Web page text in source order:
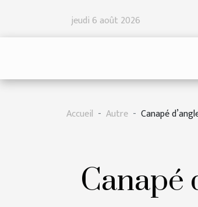
jeudi 6 août 2026
Accueil Autre Canapé
Canapé